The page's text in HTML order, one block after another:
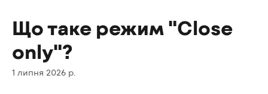
Що таке режим "Close
only"?
1 липня 2026 р.